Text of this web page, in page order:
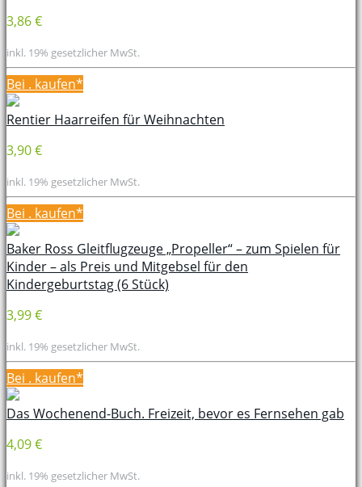
3,86 €
inkl. 19% gesetzlicher MwSt.
Bei . kaufen*
Rentier Haarreifen für Weihnachten
3,90 €
inkl. 19% gesetzlicher MwSt.
Bei . kaufen*
Baker Ross Gleitflugzeuge „Propeller“ – zum Spielen für
Kinder – als Preis und Mitgebsel für den
Kindergeburtstag (6 Stück)
3,99 €
inkl. 19% gesetzlicher MwSt.
Bei . kaufen*
Das Wochenend-Buch. Freizeit, bevor es Fernsehen gab
4,09 €
inkl. 19% gesetzlicher MwSt.